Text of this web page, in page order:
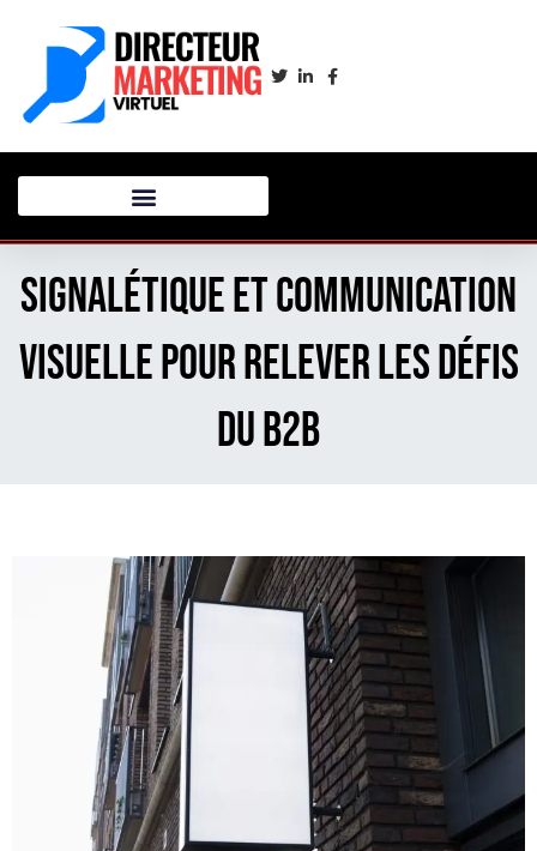
Signalétique et communication
visuelle pour relever les défis
du B2B